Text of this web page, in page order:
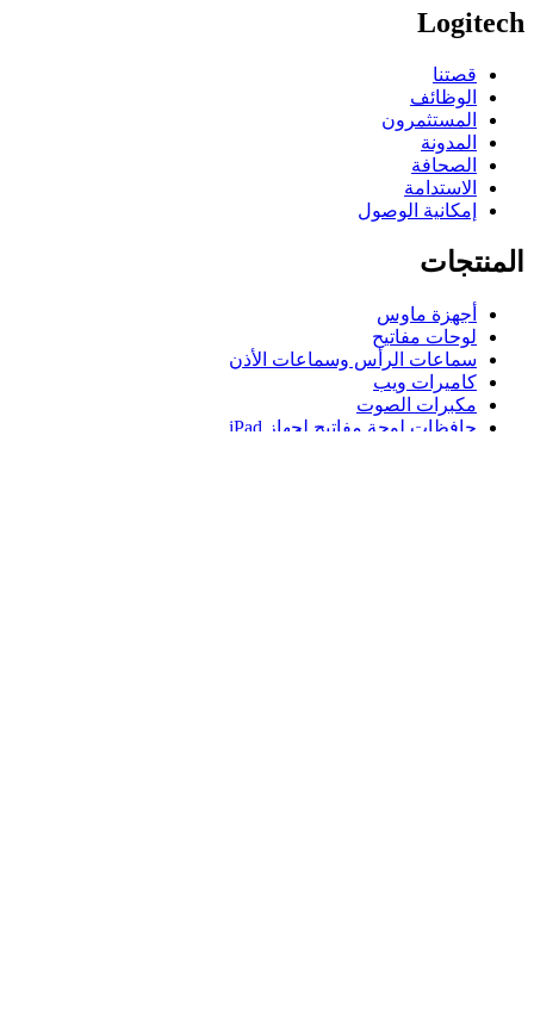
Logitech
قصتنا
الوظائف
المستثمرون
المدونة
الصحافة
الاستدامة
إمكانية الوصول
المنتجات
أجهزة ماوس
لوحات مفاتيح
سماعات الرأس وسماعات الأذن
كاميرات ويب
مكبرات الصوت
حافظات لوحة مفاتيح لجهاز iPad